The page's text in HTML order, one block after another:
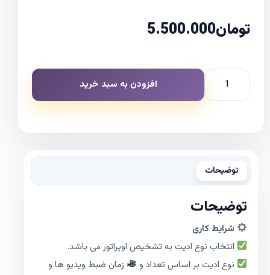
تومان5.500.000
افزودن به سبد خرید
توضیحات
توضیحات
شرایط کاری
انتخاب نوع ادیت به تشخیص اوپراتور می باشد.
نوع ادیت بر اساس تعداد و
زمان ضبط ویدیو ها و